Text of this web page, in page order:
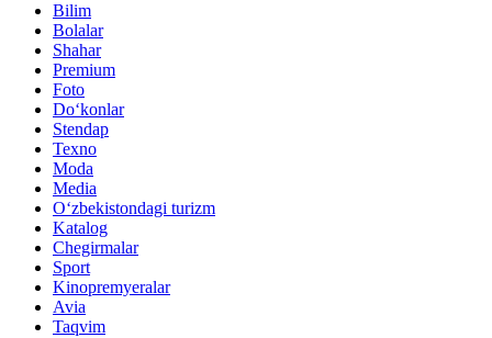
Bilim
Bolalar
Shahar
Premium
Foto
Do‘konlar
Stendap
Texno
Moda
Media
O‘zbekistondagi turizm
Katalog
Chegirmalar
Sport
Kinopremyeralar
Avia
Taqvim